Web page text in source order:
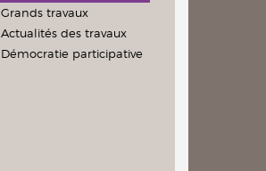
Grands travaux
Actualités des travaux
Démocratie participative